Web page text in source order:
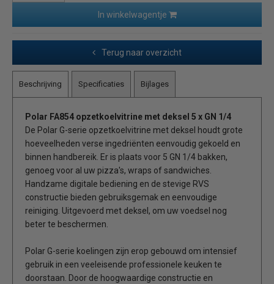
In winkelwagentje
Terug naar overzicht
Beschrijving Specificaties Bijlages
Polar FA854 opzetkoelvitrine met deksel 5 x GN 1/4
De Polar G-serie opzetkoelvitrine met deksel houdt grote
hoeveelheden verse ingedriënten eenvoudig gekoeld en
binnen handbereik. Er is plaats voor 5 GN 1/4 bakken,
genoeg voor al uw pizza's, wraps of sandwiches.
Handzame digitale bediening en de stevige RVS
constructie bieden gebruiksgemak en eenvoudige
reiniging. Uitgevoerd met deksel, om uw voedsel nog
beter te beschermen.
Polar G-serie koelingen zijn erop gebouwd om intensief
gebruik in een veeleisende professionele keuken te
doorstaan. Door de hoogwaardige constructie en